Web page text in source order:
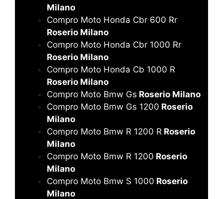
Milano
Compro Moto Honda Cbr 600 Rr
Roserio Milano
Compro Moto Honda Cbr 1000 Rr
Roserio Milano
Compro Moto Honda Cb 1000 R
Roserio Milano
Compro Moto Bmw Gs Roserio Milano
Compro Moto Bmw Gs 1200 Roserio
Milano
Compro Moto Bmw R 1200 R Roserio
Milano
Compro Moto Bmw R 1200 Roserio
Milano
Compro Moto Bmw S 1000 Roserio
Milano